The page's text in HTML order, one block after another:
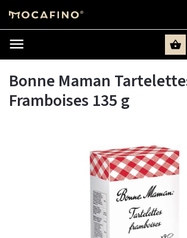
Chercher
Bonne Maman
Framboises 135 g